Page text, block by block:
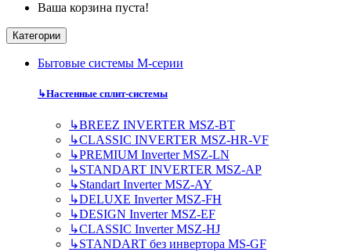
Ваша корзина пуста!
Категории
Бытовые системы M-серии
↳Настенные сплит-системы
↳BREEZ INVERTER MSZ-BT
↳CLASSIC INVERTER MSZ-HR-VF
↳PREMIUM Inverter MSZ-LN
↳STANDART INVERTER MSZ-AP
↳Standart Inverter MSZ-AY
↳DELUXE Inverter MSZ-FH
↳DESIGN Inverter MSZ-EF
↳CLASSIC Inverter MSZ-HJ
↳STANDART без инвертора MS-GF